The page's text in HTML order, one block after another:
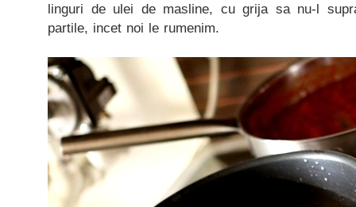
linguri de ulei de masline, cu grija sa nu-l
partile, incet noi le rumenim.